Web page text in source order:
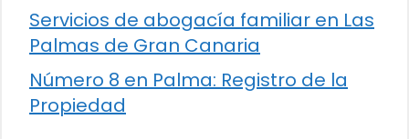
Servicios de abogacía familiar en Las
Palmas de Gran Canaria
Número 8 en Palma: Registro de la
Propiedad